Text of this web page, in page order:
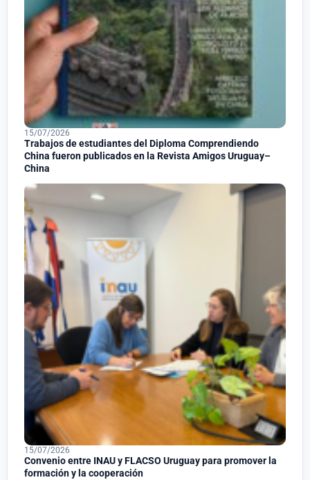
15/07/2026
Trabajos de estudiantes del Diploma Comprendiendo
China fueron publicados en la Revista Amigos Uruguay–
China
15/07/2026
Convenio entre INAU y FLACSO Uruguay para promover la
formación y la cooperación